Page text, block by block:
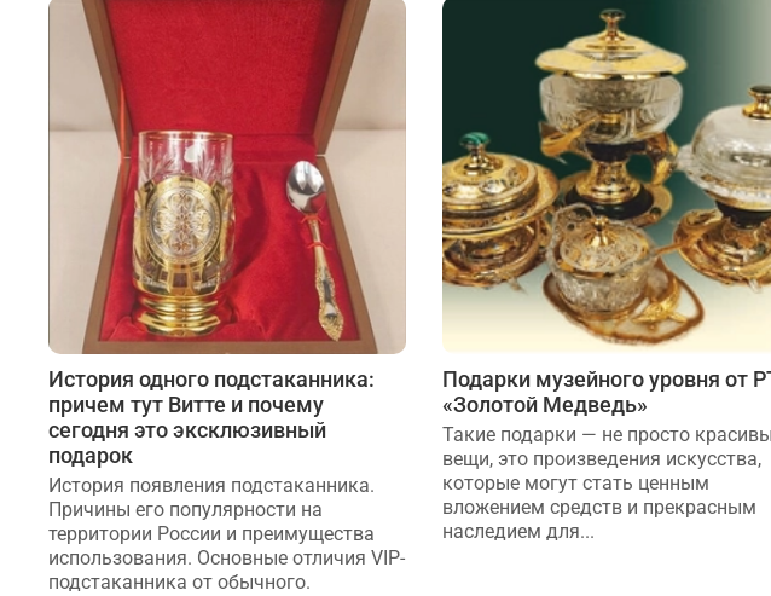
История одного подстаканника:
причем тут Витте и почему
сегодня это эксклюзивный
подарок
История появления подстаканника.
Причины его популярности на
территории России и преимущества
использования. Основные отличия VIP-
подстаканника от обычного.
Подарки музейного уровня от
«Золотой Медведь»
Такие подарки — не просто
вещи, это произведения искусства,
которые могут стать ценным
вложением средств и прекрасным
наследием для...